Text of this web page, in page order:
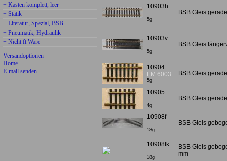
+ Kasten komplett, leer
+ Statik
+ Literatur, Spezial, BSB
+ Pneumatik, Hydraulik
+ Nicht ft Ware
Versandoptionen
Home
E-mail senden
10903h
5g
BSB Gleis
10903v
5g
BSB Gleis
10904
FM 6003
5g
BSB Gleis
10905
4g
BSB Gleis
10908f
18g
BSB Gleis
10908fk
18g
BSB Gleis
mm